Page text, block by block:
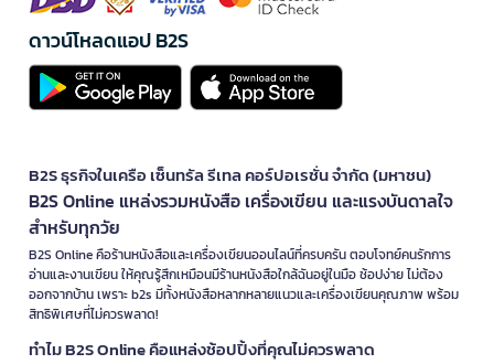
ดาวน์โหลดแอป B2S
B2S ธุรกิจในเครือ เซ็นทรัล รีเทล คอร์ปอเรชั่น จำกัด (มหาชน)
B2S Online แหล่งรวมหนังสือ เครื่องเขียน และแรงบันดาลใจ
สำหรับทุกวัย
B2S Online คือร้านหนังสือและเครื่องเขียนออนไลน์ที่ครบครัน ตอบโจทย์คนรักการ
อ่านและงานเขียน ให้คุณรู้สึกเหมือนมีร้านหนังสือใกล้ฉันอยู่ในมือ ช้อปง่าย ไม่ต้อง
ออกจากบ้าน เพราะ b2s มีทั้งหนังสือหลากหลายแนวและเครื่องเขียนคุณภาพ พร้อม
สิทธิพิเศษที่ไม่ควรพลาด!
ทำไม B2S Online คือแหล่งช้อปปิ้งที่คุณไม่ควรพลาด